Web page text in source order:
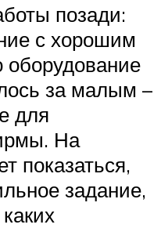
позади:
с хорошим
оборудование
за малым –
для
На
показаться,
задание,